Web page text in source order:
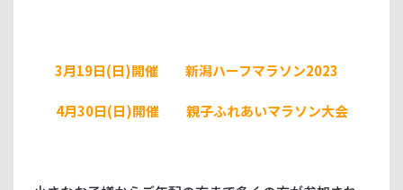
3月19日(日)開催 新潟ハーフマラソン2023
4月30日(日)開催 親子ふれあいマラソン大会